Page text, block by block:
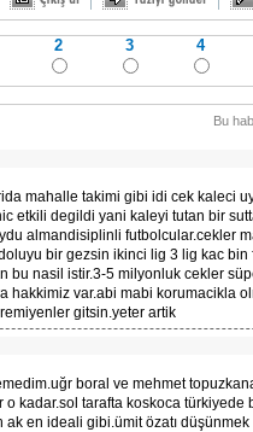
2 3 4
Bu
mahalle takimi gibi idi cek kaleci
etkili degildi yani kaleyi tutan bir
almandisiplinli futbolcular.cekler
bir gezsin ikinci lig 3 lig kac bin
bu nasil istir.3-5 milyonluk cekler
hakkimiz var.abi mabi korumacikla
gitsin.yeter artik
boral ve mehmet
o kadar.sol tarafta koskoca türkiyede
ak en ideali gibi.ümit özatı